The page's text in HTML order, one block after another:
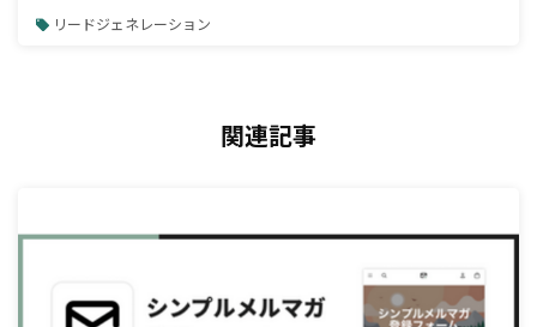
リードジェネレーション
関連記事